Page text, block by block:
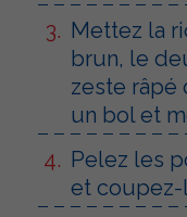
Mettez la
brun, le
zeste râpé
un bol et
Pelez les
et coupez-